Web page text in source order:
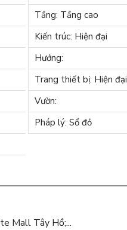
Tầng: Tầng cao
Kiến trúc: Hiện đại
Hướng:
Trang thiết bị: Hiện đại
Vườn:
Pháp lý: Sổ đỏ
Mall Tây Hồ;...